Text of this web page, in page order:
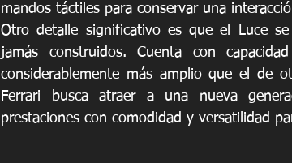
mandos táctiles para conservar una
Otro detalle significativo es que el Luce
jamás construidos. Cuenta con
considerablemente más amplio que el de
Ferrari busca atraer a una nueva
prestaciones con comodidad y versatilidad